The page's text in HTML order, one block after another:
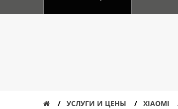
УСЛУГИ И ЦЕНЫ XIAOMI